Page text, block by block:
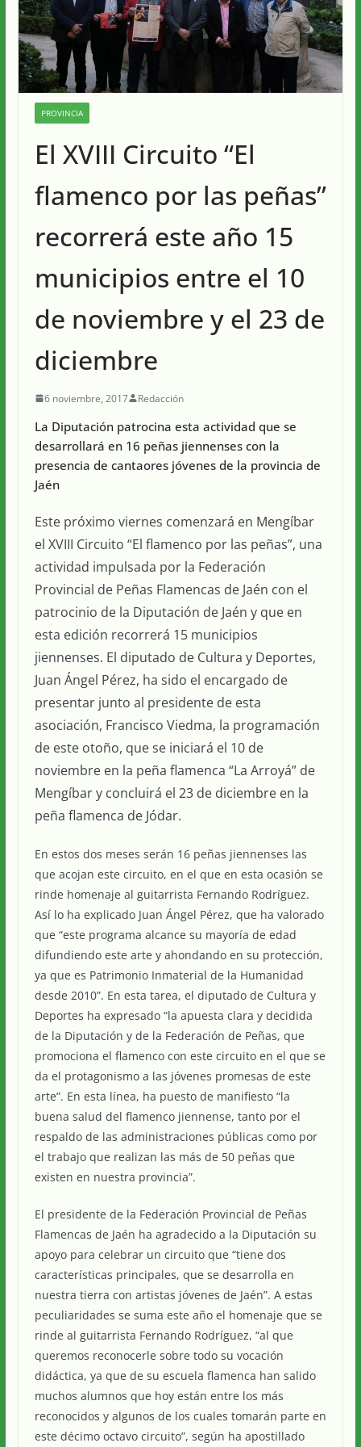
PROVINCIA
El XVIII Circuito “El
flamenco por las peñas”
recorrerá este año 15
municipios entre el 10
de noviembre y el 23 de
diciembre
6 noviembre, 2017 Redacción
La Diputación patrocina esta actividad que se
desarrollará en 16 peñas jiennenses con la
presencia de cantaores jóvenes de la provincia de
Jaén
Este próximo viernes comenzará en Mengíbar
el XVIII Circuito “El flamenco por las peñas”, una
actividad impulsada por la Federación
Provincial de Peñas Flamencas de Jaén con el
patrocinio de la Diputación de Jaén y que en
esta edición recorrerá 15 municipios
jiennenses. El diputado de Cultura y Deportes,
Juan Ángel Pérez, ha sido el encargado de
presentar junto al presidente de esta
asociación, Francisco Viedma, la programación
de este otoño, que se iniciará el 10 de
noviembre en la peña flamenca “La Arroyá” de
Mengíbar y concluirá el 23 de diciembre en la
peña flamenca de Jódar.
En estos dos meses serán 16 peñas jiennenses las
que acojan este circuito, en el que en esta ocasión se
rinde homenaje al guitarrista Fernando Rodríguez.
Así lo ha explicado Juan Ángel Pérez, que ha valorado
que “este programa alcance su mayoría de edad
difundiendo este arte y ahondando en su protección,
ya que es Patrimonio Inmaterial de la Humanidad
desde 2010”. En esta tarea, el diputado de Cultura y
Deportes ha expresado “la apuesta clara y decidida
de la Diputación y de la Federación de Peñas, que
promociona el flamenco con este circuito en el que se
da el protagonismo a las jóvenes promesas de este
arte”. En esta línea, ha puesto de manifiesto “la
buena salud del flamenco jiennense, tanto por el
respaldo de las administraciones públicas como por
el trabajo que realizan las más de 50 peñas que
existen en nuestra provincia”.
El presidente de la Federación Provincial de Peñas
Flamencas de Jaén ha agradecido a la Diputación su
apoyo para celebrar un circuito que “tiene dos
características principales, que se desarrolla en
nuestra tierra con artistas jóvenes de Jaén”. A estas
peculiaridades se suma este año el homenaje que se
rinde al guitarrista Fernando Rodríguez, “al que
queremos reconocerle sobre todo su vocación
didáctica, ya que de su escuela flamenca han salido
muchos alumnos que hoy están entre los más
reconocidos y algunos de los cuales tomarán parte en
este décimo octavo circuito”, según ha apostillado